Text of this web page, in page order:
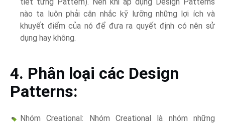
tiết từng Pattern). Nên khi áp dụng Design Patterns
nào ta luôn phải cân nhắc kỹ lưỡng những lợi ích và
khuyết điểm của nó để đưa ra quyết định có nên sử
dụng hay không.
4. Phân loại các Design
Patterns:
Nhóm Creational: Nhóm Creational là nhóm những